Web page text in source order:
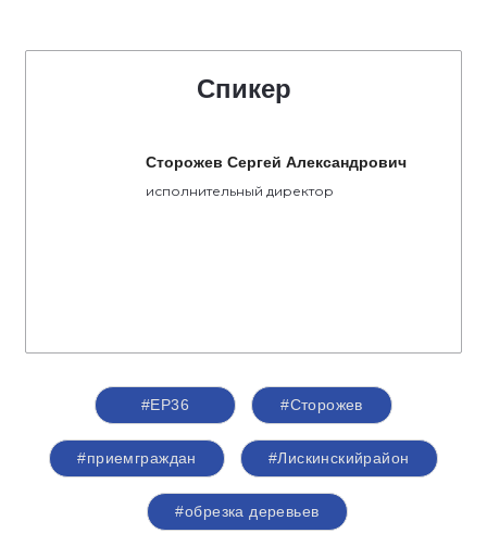
Спикер
Сторожев Сергей Александрович
исполнительный директор
#ЕР36 #Сторожев
#приемграждан #Лискинскийрайон
#обрезка деревьев